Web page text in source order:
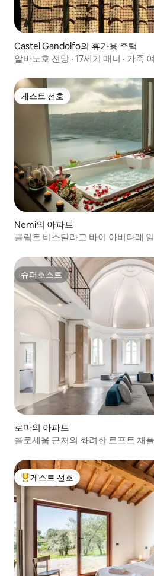
Castel Gandolfo의 휴가용 주택
알바노호 전망 · 17세기 매너 · 가족
게스트 선호
게스트 선호
Nemi의 아파트
클림트 비스탈라고 바이 아비타레
슈퍼호스트
슈퍼호스트
로마의 아파트
콜로세움 근처의 화려한 로프트 채
상위 게스트 선호
게스트 선호